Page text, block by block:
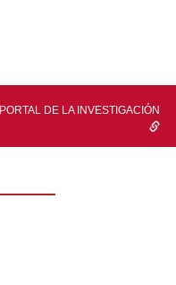
PORTAL DE LA INVESTIGACIÓN